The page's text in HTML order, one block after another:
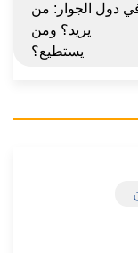
دول الجوار: من
يريد؟ ومن
يستطيع؟